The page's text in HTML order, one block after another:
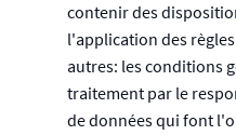
contenir des
l'application des
autres: les conditions
traitement par le
de données qui font